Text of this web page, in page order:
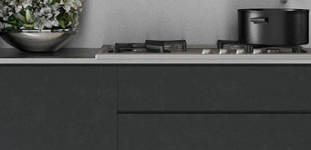
Tehnomedia
O nama
Naše prodavnice